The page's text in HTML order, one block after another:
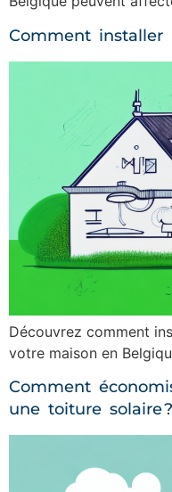
Comment installer
Découvrez comment
votre maison en
Comment
une toiture solaire ?